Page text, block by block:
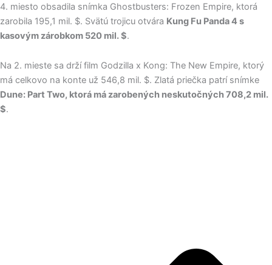
4. miesto obsadila snímka Ghostbusters: Frozen Empire, ktorá
zarobila 195,1 mil. $. Svätú trojicu otvára Kung Fu Panda 4 s
kasovým zárobkom 520 mil. $.
Na 2. mieste sa drží film Godzilla x Kong: The New Empire, ktorý
má celkovo na konte už 546,8 mil. $. Zlatá priečka patrí snímke
Dune: Part Two, ktorá má zarobených neskutočných 708,2 mil.
$.